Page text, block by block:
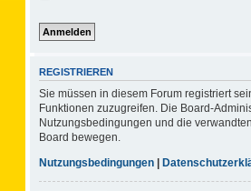
REGISTRIEREN
Sie müssen in diesem Forum registriert
Funktionen zuzugreifen. Die Board-
Nutzungsbedingungen und die
Board bewegen.
Nutzungsbedingungen |